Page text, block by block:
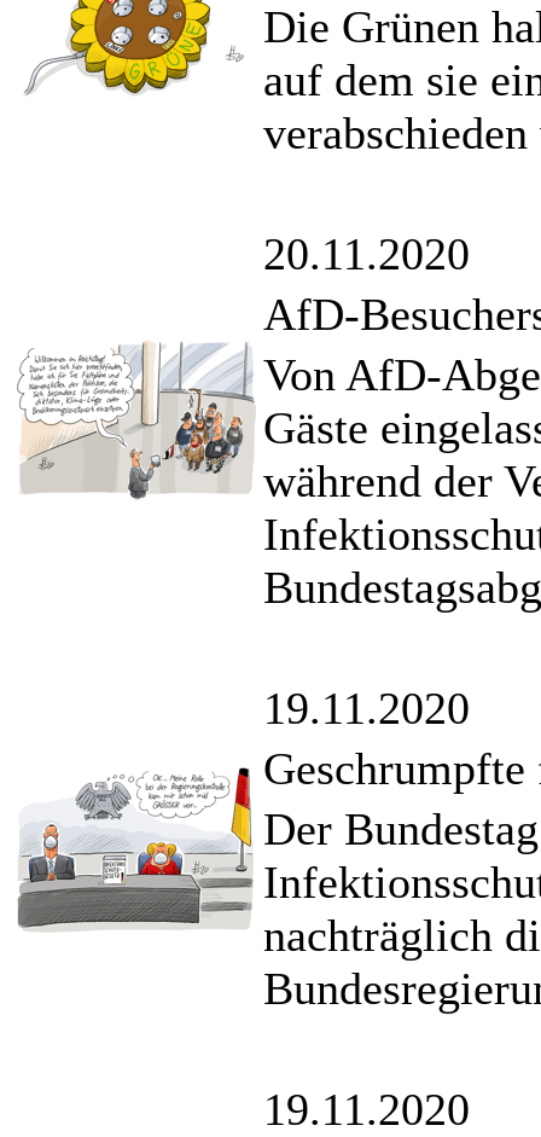
Die Grünen
auf dem sie
20.11.2020
AfD-
Von AfD-
Gäste
während der
19.11.2020
Geschrumpfte
Der
nachträglich
19.11.2020